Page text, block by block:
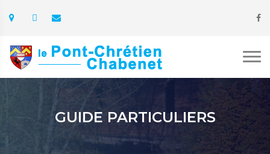
GUIDE PARTICULIERS